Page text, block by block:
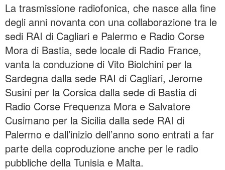
La trasmissione radiofonica, che nasce alla fine
degli anni novanta con una collaborazione tra le
sedi RAI di Cagliari e Palermo e Radio Corse
Mora di Bastia, sede locale di Radio France,
vanta la conduzione di Vito Biolchini per la
Sardegna dalla sede RAI di Cagliari, Jerome
Susini per la Corsica dalla sede di Bastia di
Radio Corse Frequenza Mora e Salvatore
Cusimano per la Sicilia dalla sede RAI di
Palermo e dall’inizio dell’anno sono entrati a far
parte della coproduzione anche per le radio
pubbliche della Tunisia e Malta.